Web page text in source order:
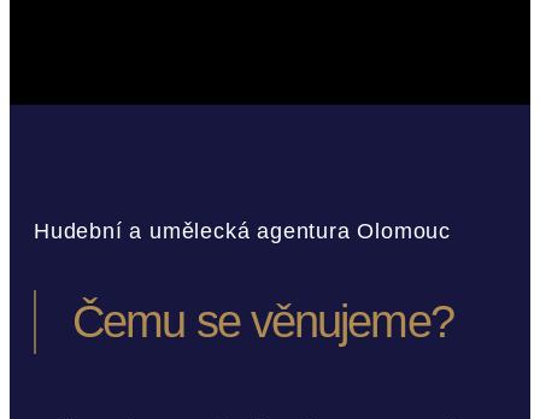
Hudební a umělecká agentura Olomouc
Čemu se věnujeme?